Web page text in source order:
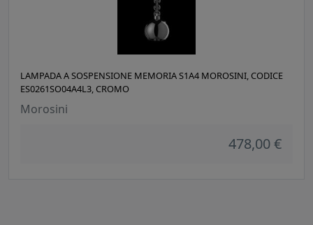
LAMPADA A SOSPENSIONE MEMORIA S1A4 MOROSINI, CODICE
ES0261SO04A4L3, CROMO
Morosini
478,00 €